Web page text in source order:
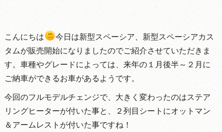
こんにちは
今日は新型スペーシア、新型スペーシアカス
タムが販売開始になりましたのでご紹介させていただきま
す。車種やグレードによっては、来年の１月後半～２月に
ご納車ができるお車があるようです。
今回のフルモデルチェンジで、大きく変わったのはステア
リングヒーターが付いた事と、２列目シートにオットマン
＆アームレストが付いた事ですね！